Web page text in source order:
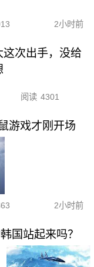
2小时前
这次出手，没给
阅读 4301
游戏才刚开场
2小时前
国站起来吗？